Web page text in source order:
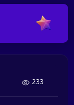
233